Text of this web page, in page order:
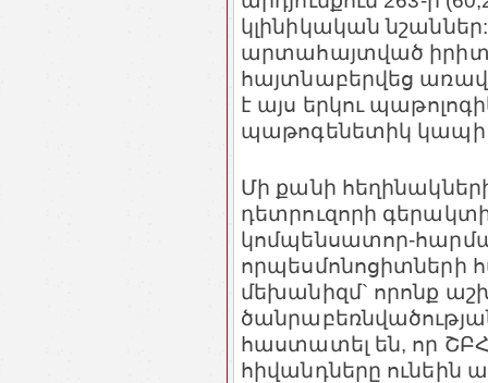
կլինիկական
արտահայտված
հայտնաբերվեց
է այս երկու
պաթոգենետիկ
Մի քանի
դետրուզորի
կոմպենսատոր-
որպեսմոնոցիտների
մեխանիզմ` որոնք
հաստատել են, որ
հիվանդները